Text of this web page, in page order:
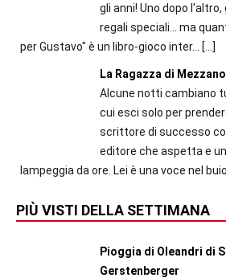
gli anni! Uno dopo
regali speciali... ma
per Gustavo" è un libro-gioco inter...
[…]
La Ragazza di
Alcune notti cambiano
cui esci solo per
scrittore di successo
editore che aspetta e
lampeggia da ore. Lei è una voce nel buio
PIÙ VISTI DELLA SETTIMANA
Pioggia di Oleandri di
Gerstenberger